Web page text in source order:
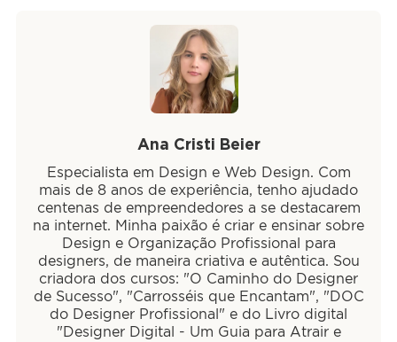
Ana Cristi Beier
Especialista em Design e Web Design. Com
mais de 8 anos de experiência, tenho ajudado
centenas de empreendedores a se destacarem
na internet. Minha paixão é criar e ensinar sobre
Design e Organização Profissional para
designers, de maneira criativa e autêntica. Sou
criadora dos cursos: "O Caminho do Designer
de Sucesso", "Carrosséis que Encantam", "DOC
do Designer Profissional" e do Livro digital
"Designer Digital - Um Guia para Atrair e